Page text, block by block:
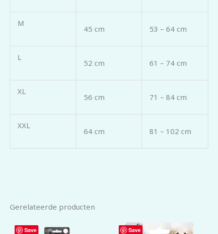
M
45 cm 53 – 64 cm
L
52 cm 61 – 74 cm
XL
56 cm 71 – 84 cm
XXL
64 cm 81 – 102 cm
Gerelateerde producten
Save Save